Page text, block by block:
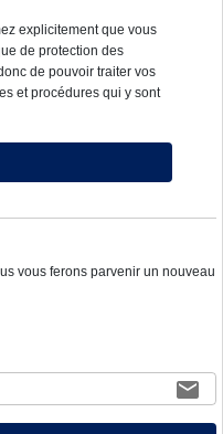
explicitement que vous
de protection des
de pouvoir traiter vos
et procédures qui y sont
vous ferons parvenir un nouveau